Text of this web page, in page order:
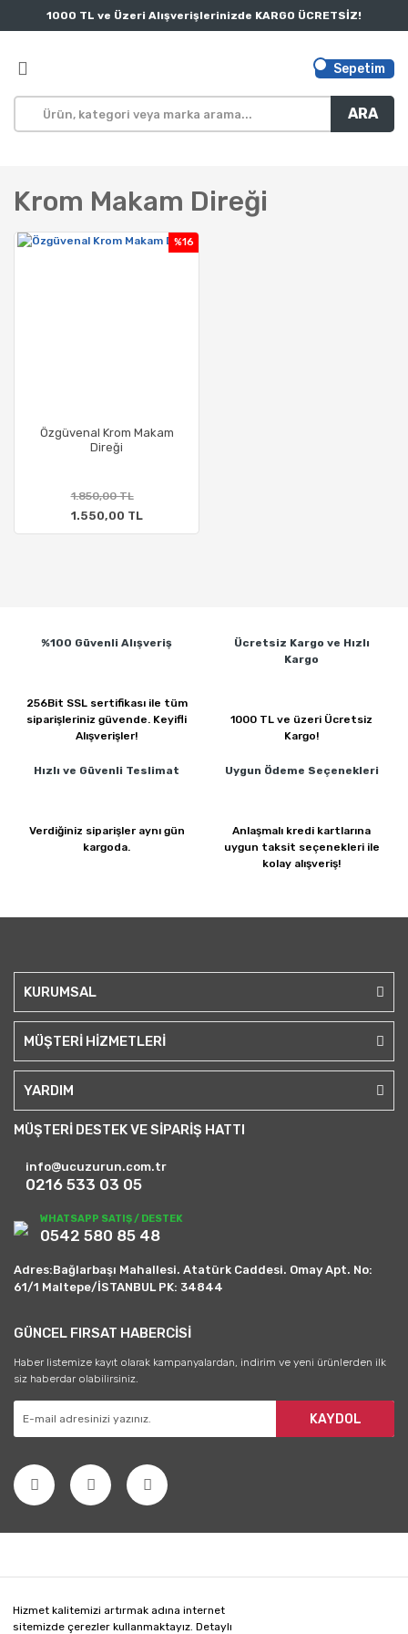
Hizmet kalitemizi artırmak adına internet
sitemizde çerezler kullanmaktayız. Detaylı
1000 TL ve Üzeri Alışverişlerinizde KARGO ÜCRETSİZ!
ARA
Sepetim
Krom Makam Direği
Özgüvenal Krom Makam
Direği
%16
1.850,00 TL
1.550,00 TL
%100 Güvenli Alışveriş
256Bit SSL sertifikası ile tüm
siparişleriniz güvende. Keyifli
Alışverişler!
Ücretsiz Kargo ve Hızlı
Kargo
1000 TL ve üzeri Ücretsiz
Kargo!
Hızlı ve Güvenli Teslimat
Verdiğiniz siparişler aynı gün
kargoda.
Uygun Ödeme Seçenekleri
Anlaşmalı kredi kartlarına
uygun taksit seçenekleri ile
kolay alışveriş!
KURUMSAL
MÜŞTERİ HİZMETLERİ
YARDIM
MÜŞTERİ DESTEK VE SİPARİŞ HATTI
info@ucuzurun.com.tr
0216 533 03 05
WHATSAPP SATIŞ / DESTEK
0542 580 85 48
Adres:Bağlarbaşı Mahallesi. Atatürk Caddesi. Omay Apt. No:
61/1 Maltepe/İSTANBUL PK: 34844
GÜNCEL FIRSAT HABERCİSİ
Haber listemize kayıt olarak kampanyalardan, indirim ve yeni ürünlerden ilk
siz haberdar olabilirsiniz.
KAYDOL